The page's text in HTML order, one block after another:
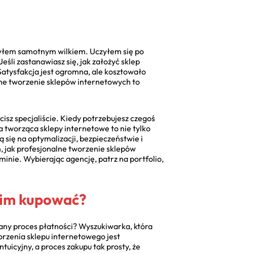
samotnym wilkiem. Uczyłem się po
zastanawiasz się, jak założyć sklep
jest ogromna, ale kosztowało
tworzenie sklepów internetowych to
specjaliście. Kiedy potrzebujesz czegoś
tworząca sklepy internetowe to nie tylko
się na optymalizacji, bezpieczeństwie i
jak profesjonalne tworzenie sklepów
Wybierając agencję, patrz na portfolio,
kupować?
proces płatności? Wyszukiwarka, która
sklepu internetowego jest
a proces zakupu tak prosty, że